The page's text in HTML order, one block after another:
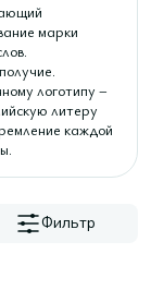
марки
логотипу –
литеру
каждой
Фильтр